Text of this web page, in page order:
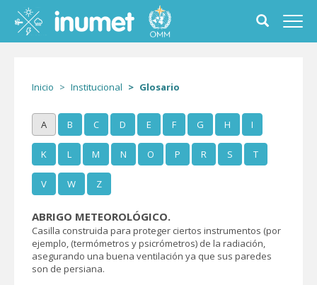
contenido
principal
Toggle
search
form
Inicio Institucional Glosario
A B C D E F G H I
K L M N O P R S T
V W Z
ABRIGO METEOROLÓGICO.
Casilla construida para proteger ciertos instrumentos (por
ejemplo, (termómetros y psicrómetros) de la radiación,
asegurando una buena ventilación ya que sus paredes
son de persiana.